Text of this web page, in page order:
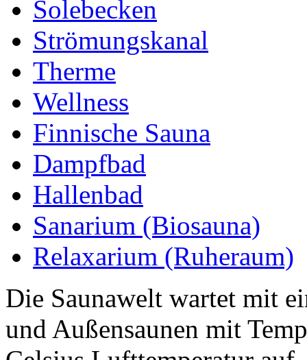
Solebecken
Strömungskanal
Therme
Wellness
Finnische Sauna
Dampfbad
Hallenbad
Sanarium (Biosauna)
Relaxarium (Ruheraum)
Die Saunawelt wartet mit
und Außensaunen mit